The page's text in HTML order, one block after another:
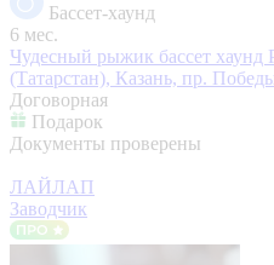
Бассет-хаунд
6 мес.
Чудесный рыжик бассет хаунд
(Татарстан), Казань, пр.
Договорная
Подарок
Документы проверены
ЛАЙЛАП
Заводчик